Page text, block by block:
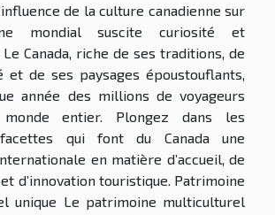
de la culture canadienne sur
mondial suscite curiosité et
Canada, riche de ses traditions, de
et de ses paysages époustouflants,
année des millions de voyageurs
entier. Plongez dans les
qui font du Canada une
en matière d’accueil, de
d’innovation touristique. Patrimoine
unique Le patrimoine multiculturel